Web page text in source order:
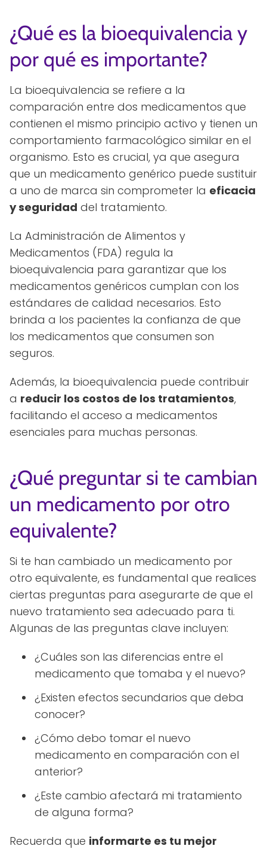
¿Qué es la bioequivalencia y
por qué es importante?
La bioequivalencia se refiere a la
comparación entre dos medicamentos que
contienen el mismo principio activo y tienen un
comportamiento farmacológico similar en el
organismo. Esto es crucial, ya que asegura
que un medicamento genérico puede sustituir
a uno de marca sin comprometer la eficacia
y seguridad del tratamiento.
La Administración de Alimentos y
Medicamentos (FDA) regula la
bioequivalencia para garantizar que los
medicamentos genéricos cumplan con los
estándares de calidad necesarios. Esto
brinda a los pacientes la confianza de que
los medicamentos que consumen son
seguros.
Además, la bioequivalencia puede contribuir
a reducir los costos de los tratamientos,
facilitando el acceso a medicamentos
esenciales para muchas personas.
¿Qué preguntar si te cambian
un medicamento por otro
equivalente?
Si te han cambiado un medicamento por
otro equivalente, es fundamental que realices
ciertas preguntas para asegurarte de que el
nuevo tratamiento sea adecuado para ti.
Algunas de las preguntas clave incluyen:
¿Cuáles son las diferencias entre el
medicamento que tomaba y el nuevo?
¿Existen efectos secundarios que deba
conocer?
¿Cómo debo tomar el nuevo
medicamento en comparación con el
anterior?
¿Este cambio afectará mi tratamiento
de alguna forma?
Recuerda que informarte es tu mejor